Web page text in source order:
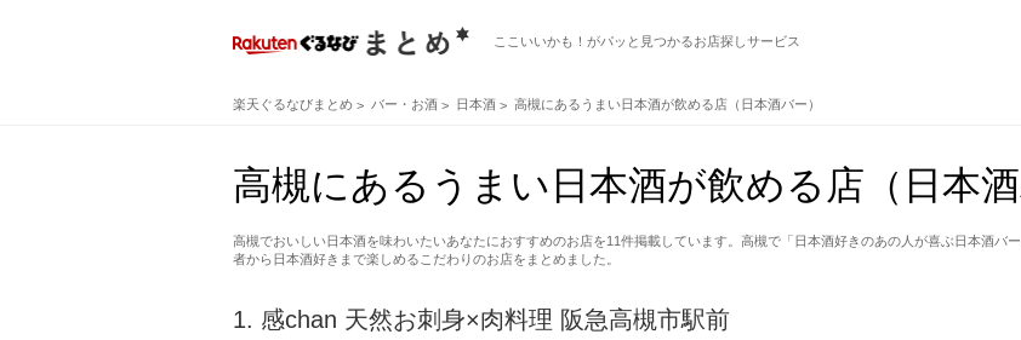
ここいいかも！がパッと見つかるお店探しサービス
楽天ぐるなびまとめ バー・お酒 日本酒 高槻にあるうまい日本酒が飲める店（日本酒バー）
高槻にあるうまい日本酒が飲める店（日本
高槻でおいしい日本酒を味わいたいあなたにおすすめのお店を11件掲載しています。高槻で「日本酒好きのあの人が喜ぶ日本酒バ
者から日本酒好きまで楽しめるこだわりのお店をまとめました。
1. 感chan 天然お刺身×肉料理 阪急高槻市駅前